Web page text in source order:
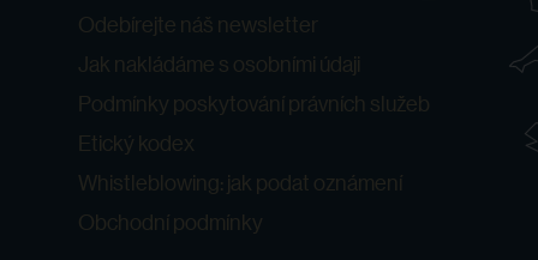
Odebírejte náš newsletter
Jak nakládáme s osobními údaji
Podmínky poskytování právních služeb
Etický kodex
Whistleblowing: jak podat oznámení
Obchodní podmínky